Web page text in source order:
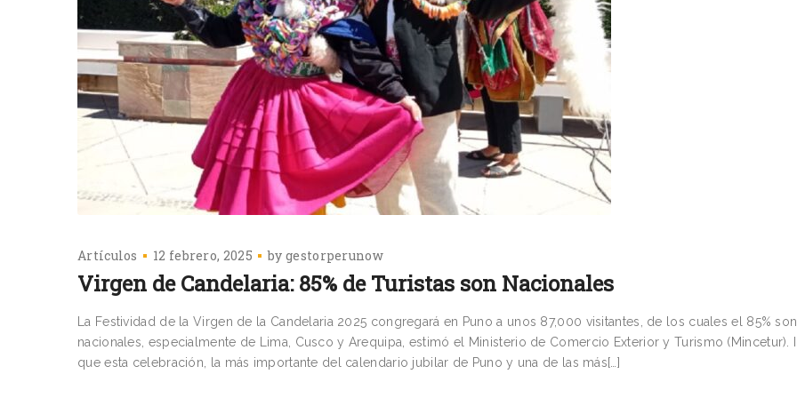
Artículos 12 febrero, 2025 bygestorperunow
Virgen de Candelaria: 85% de Turistas son Nacionales
La Festividad de la Virgen de la Candelaria 2025 congregará en Puno a unos 87,000 visitantes, de los cuales el 85% son
nacionales, especialmente de Lima, Cusco y Arequipa, estimó el Ministerio de Comercio Exterior y Turismo (Mincetur).
que esta celebración, la más importante del calendario jubilar de Puno y una de las más[…]